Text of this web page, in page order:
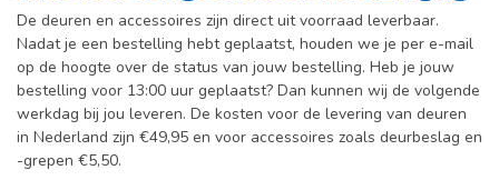
De deuren en accessoires zijn direct uit voorraad leverbaar.
Nadat je een bestelling hebt geplaatst, houden we je per e-mail
op de hoogte over de status van jouw bestelling. Heb je jouw
bestelling voor 13:00 uur geplaatst? Dan kunnen wij de volgende
werkdag bij jou leveren. De kosten voor de levering van deuren
in Nederland zijn €49,95 en voor accessoires zoals deurbeslag en
-grepen €5,50.